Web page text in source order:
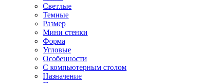
Светлые
Темные
Размер
Мини стенки
Форма
Угловые
Особенности
С компьютерным столом
Назначение